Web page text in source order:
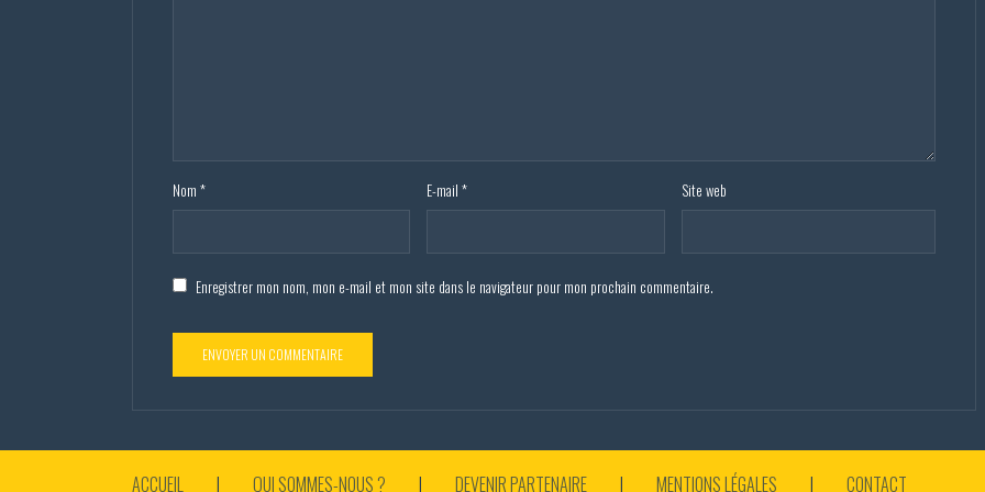
Nom * E-mail* Site web
Enregistrer mon nom, mon e-mail et mon site dans le navigateur pour mon prochain commentaire.
ACCUEIL QUI SOMMES-NOUS ? DEVENIR PARTENAIRE MENTIONS LÉGALES CONTACT